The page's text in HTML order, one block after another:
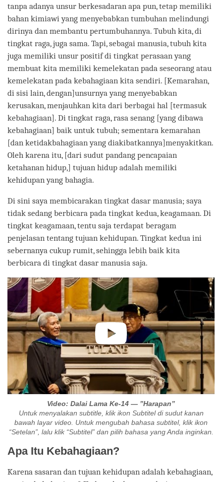
tanpa adanya unsur berkesadaran apa pun, tetap memiliki
bahan kimiawi yang menyebabkan tumbuhan melindungi
dirinya dan membantu pertumbuhannya. Tubuh kita, di
tingkat raga, juga sama. Tapi, sebagai manusia, tubuh kita
juga memiliki unsur positif di tingkat perasaan yang
membuat kita memiliki kemelekatan pada seseorang atau
kemelekatan pada kebahagiaan kita sendiri. [Kemarahan,
di sisi lain, dengan]unsurnya yang menyebabkan
kerusakan, menjauhkan kita dari berbagai hal [termasuk
kebahagiaan]. Di tingkat raga, rasa senang [yang dibawa
kebahagiaan] baik untuk tubuh; sementara kemarahan
[dan ketidakbahagiaan yang diakibatkannya]menyakitkan.
Oleh karena itu, [dari sudut pandang pencapaian
ketahanan hidup,] tujuan hidup adalah memiliki
kehidupan yang bahagia.
Di sini saya membicarakan tingkat dasar manusia; saya
tidak sedang berbicara pada tingkat kedua, keagamaan. Di
tingkat keagamaan, tentu saja terdapat beragam
penjelasan tentang tujuan kehidupan. Tingkat kedua ini
sebernanya cukup rumit, sehingga lebih baik kita
berbicara di tingkat dasar manusia saja.
Video: Dalai Lama Ke-14 — ”Harapan”
Untuk menyalakan subtitle, klik ikon Subtitel di sudut kanan
bawah layar video. Untuk mengubah bahasa subtitel, klik ikon
“Setelan”, lalu klik “Subtitel” dan pilih bahasa yang Anda inginkan.
Apa Itu Kebahagiaan?
Karena sasaran dan tujuan kehidupan adalah kebahagiaan,